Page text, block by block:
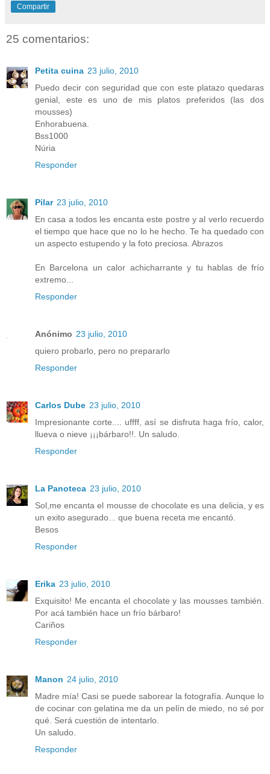
Compartir
25 comentarios:
Petita cuina 23 julio, 2010
Puedo decir con seguridad que con este platazo quedaras
genial, este es uno de mis platos preferidos (las dos
mousses)
Enhorabuena.
Bss1000
Núria
Responder
Pilar 23 julio, 2010
En casa a todos les encanta este postre y al verlo recuerdo
el tiempo que hace que no lo he hecho. Te ha quedado con
un aspecto estupendo y la foto preciosa. Abrazos
En Barcelona un calor achicharrante y tu hablas de frío
extremo...
Responder
Anónimo 23 julio, 2010
quiero probarlo, pero no prepararlo
Responder
Carlos Dube 23 julio, 2010
Impresionante corte.... uffff, así se disfruta haga frío, calor,
llueva o nieve ¡¡¡bárbaro!!. Un saludo.
Responder
La Panoteca 23 julio, 2010
Sol,me encanta el mousse de chocolate es una delicia, y es
un exito asegurado... que buena receta me encantó.
Besos
Responder
Erika 23 julio, 2010
Exquisito! Me encanta el chocolate y las mousses también.
Por acá también hace un frío bárbaro!
Cariños
Responder
Manon 24 julio, 2010
Madre mía! Casi se puede saborear la fotografía. Aunque lo
de cocinar con gelatina me da un pelín de miedo, no sé por
qué. Será cuestión de intentarlo.
Un saludo.
Responder